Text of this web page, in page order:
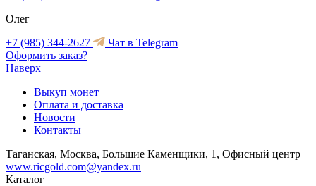
Олег
+7 (985) 344-2627
Чат в Telegram
Оформить заказ?
Наверх
Выкуп монет
Оплата и доставка
Новости
Контакты
Таганская, Москва, Большие Каменщики, 1, Офисный центр
www.ricgold.com@yandex.ru
Каталог